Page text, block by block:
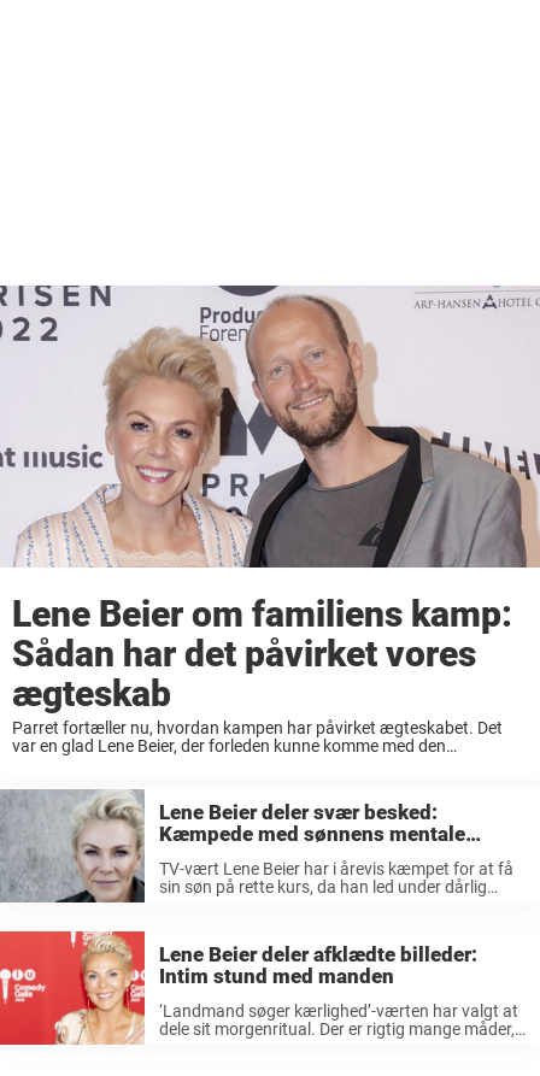
Lene Beier om familiens kamp:
Sådan har det påvirket vores
ægteskab
Parret fortæller nu, hvordan kampen har påvirket ægteskabet. Det
var en glad Lene Beier, der forleden kunne komme med den
Lene Beier deler svær besked:
Kæmpede med sønnens mentale
TV-vært Lene Beier har i årevis kæmpet for at få
sin søn på rette kurs, da han led under dårlig
Lene Beier deler afklædte billeder:
Intim stund med manden
‘Landmand søger kærlighed’-værten har valgt at
dele sit morgenritual. Der er rigtig mange måder,